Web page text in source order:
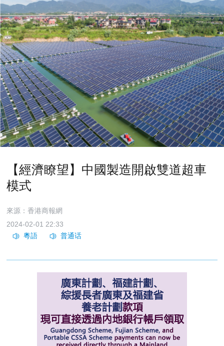
【經濟瞭望】中國製造開啟雙道超車
模式
來源：香港商報網
2024-02-01 22:33